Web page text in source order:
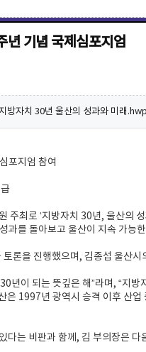
년 기념 국제심포지엄
방자치 30년 울산의 성과와 미래
포지엄 참여
최로 ‘지방자치 30년, 울산의
과를 돌아보고 울산이 지속 가능
론을 진행했으며, 김종섭 울산
년이 되는 뜻깊은 해”라며, “지
은 1997년 광역시 승격 이후 산
다는 비판과 함께, 김 부의장은 다